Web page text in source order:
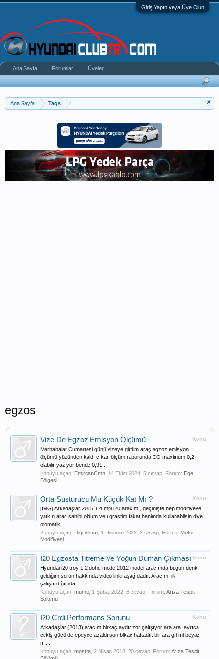
Giriş Yapın veya Üye Olun
Ana Sayfa Tags
egzos
Konu
Vize De Egzoz Emisyon Ölçümü
Merhabalar Cumartesi günü vizeye girdim araç egzoz emisyon
ölçümü yüzünden kaldı çıkan ölçüm raporunda CO maximum 0,2
olabilir yazıyor bende 0,91...
Konuyu açan: EmircanCmn 14 Ekim 2024 , 5 cevap, Forum: Ege
Bölgesi
Konu
Orta Susturucu Mu Küçük Kat Mı ?
[IMG] Arkadaşlar 2015 1.4 mpi i20 aracım , geçmişte hep modifiyeye
yatkın arac sahibi oldum ve ugrastim fakat hanimda kullanabilsin diye
otomatik...
Konuyu açan: Digitallium 1 Haziran 2022 , 2 cevap, Forum: Motor
Modifiyesi
Konu
I20 Egzosta Titreme Ve Yoğun Duman Çıkması
Hyundai i20 troy 1.2 dohc mode 2012 model aracımda bugün denk
geldiğim sorun hakkında video linki aşağıdadır. Aracımı ilk
çalıştırdığımda...
Konuyu açan: mumu 1 Şubat 2022 , 6 cevap, Forum: Arıza Tespit
Bölümü
Konu
I20 Crdi Performans Sorunu
Arkadaşlar (2013) aracım birkaç aydır zor çalışıyor ara ara. ayrıca
çekiş gücü de epeyce azaldı son bikaç haftadır. bir ara gri mi beyaz
mı...
Konuyu açan: mostra 2 Nisan 2018 , 20 cevap, Forum: Arıza Tespit
Ana Sayfa Forumlar Üyeler